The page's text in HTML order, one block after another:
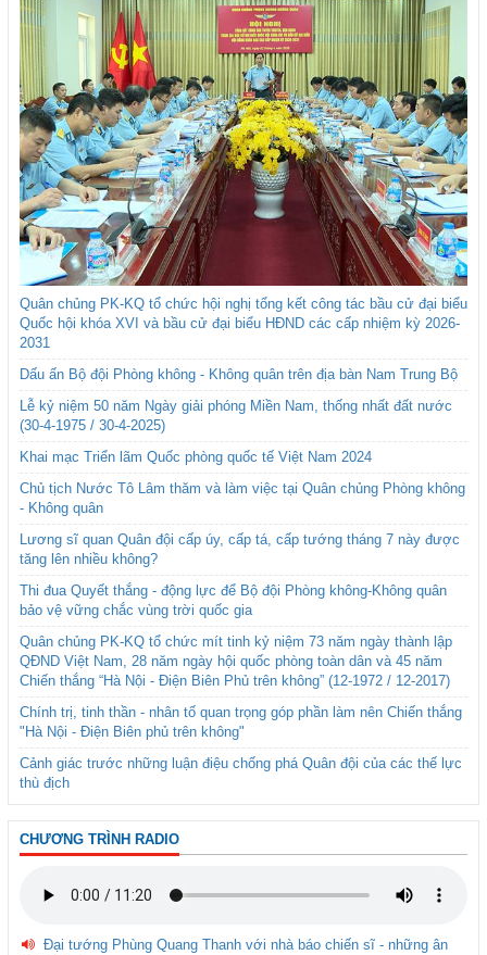
Quân chủng PK-KQ tổ chức hội nghị tổng kết công tác bầu cử đại biểu
Quốc hội khóa XVI và bầu cử đại biểu HĐND các cấp nhiệm kỳ 2026-
2031
Dấu ấn Bộ đội Phòng không - Không quân trên địa bàn Nam Trung Bộ
Lễ kỷ niệm 50 năm Ngày giải phóng Miền Nam, thống nhất đất nước
(30-4-1975 / 30-4-2025)
Khai mạc Triển lãm Quốc phòng quốc tế Việt Nam 2024
Chủ tịch Nước Tô Lâm thăm và làm việc tại Quân chủng Phòng không
- Không quân
Lương sĩ quan Quân đội cấp úy, cấp tá, cấp tướng tháng 7 này được
tăng lên nhiều không?
Thi đua Quyết thắng - động lực để Bộ đội Phòng không-Không quân
bảo vệ vững chắc vùng trời quốc gia
Quân chủng PK-KQ tổ chức mít tinh kỷ niệm 73 năm ngày thành lập
QĐND Việt Nam, 28 năm ngày hội quốc phòng toàn dân và 45 năm
Chiến thắng “Hà Nội - Điện Biên Phủ trên không” (12-1972 / 12-2017)
Chính trị, tinh thần - nhân tố quan trọng góp phần làm nên Chiến thắng
"Hà Nội - Điện Biên phủ trên không"
Cảnh giác trước những luận điệu chống phá Quân đội của các thế lực
thù địch
CHƯƠNG TRÌNH RADIO
Đại tướng Phùng Quang Thanh với nhà báo chiến sĩ - những ân